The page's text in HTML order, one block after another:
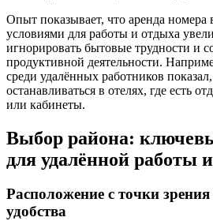
Опыт показывает, что аренда номера
условиями для работы и отдыха
игнорировать бытовые трудности и
продуктивной деятельности.
среди удалённых работников
останавливаться в отелях, где есть
или кабинеты.
Выбор района:
для удалённой работы
Расположение с точки
удобства